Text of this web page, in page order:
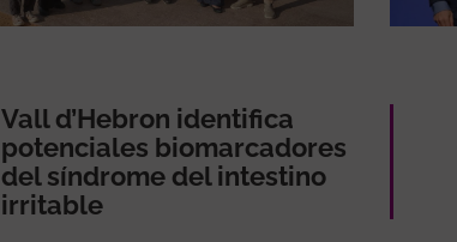
Vall d’Hebron identifica
potenciales biomarcadores
del síndrome del intestino
irritable